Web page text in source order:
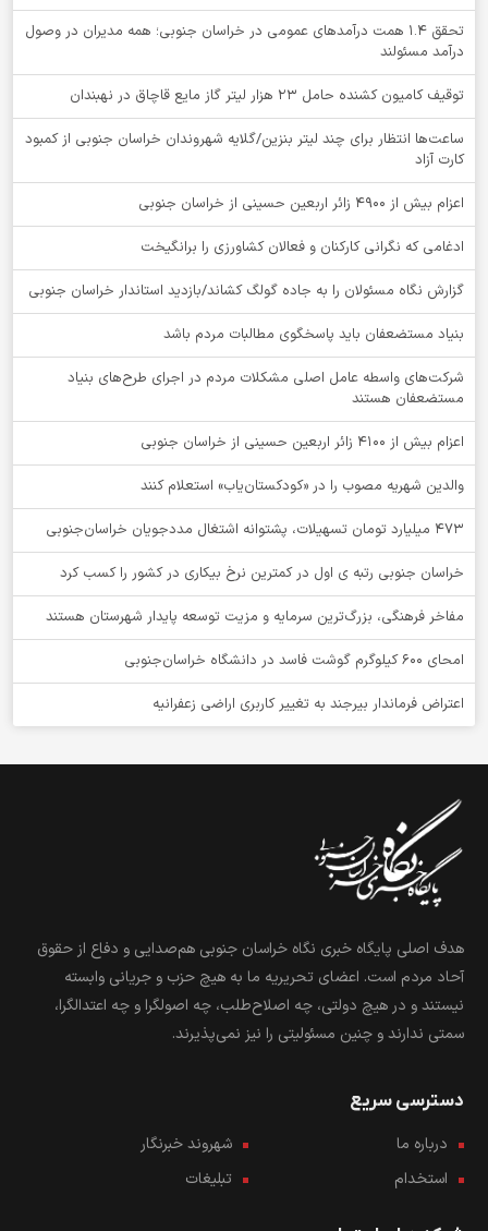
تحقق ۱.۴ همت درآمدهای عمومی در خراسان جنوبی؛ همه مدیران در وصول
درآمد مسئولند
توقيف کامیون کشنده حامل 23 هزار لیتر گاز مایع قاچاق در نهبندان
ساعت‌ها انتظار برای چند لیتر بنزین/گلایه شهروندان خراسان جنوبی از کمبود
کارت آزاد
اعزام بیش از 4900 زائر اربعین حسینی از خراسان جنوبی
ادغامی که نگرانی کارکنان و فعالان کشاورزی را برانگیخت
گزارش نگاه مسئولان را به جاده گولگ کشاند/بازدید استاندار خراسان جنوبی
بنیاد مستضعفان باید پاسخگوی مطالبات مردم باشد
شرکت‌های واسطه عامل اصلی مشکلات مردم در اجرای طرح‌های بنیاد
مستضعفان هستند
اعزام بیش از 4100 زائر اربعین حسینی از خراسان جنوبی
والدین شهریه مصوب را در «کودکستان‌یاب» استعلام کنند
۴۷۳ میلیارد تومان تسهیلات، پشتوانه اشتغال مددجویان خراسان‌جنوبی
خراسان جنوبی رتبه ی اول در کمترین نرخ بیکاری در کشور را کسب کرد
مفاخر فرهنگی، بزرگ‌ترین سرمایه و مزیت توسعه پایدار شهرستان هستند
امحای ۶۰۰ کیلوگرم گوشت فاسد در دانشگاه خراسان‌جنوبی
اعتراض فرماندار بیرجند به تغییر کاربری اراضی زعفرانیه
هدف اصلی پایگاه خبری نگاه خراسان جنوبی هم‌صدایی و دفاع از حقوق
آحاد مردم است. اعضای تحریریه ما به هیچ حزب و جریانی وابسته
نیستند و در هیچ دولتی، چه اصلاح‌طلب، چه اصولگرا و چه اعتدالگرا،
سمتی ندارند و چنین مسئولیتی را نیز نمی‌پذیرند.
دسترسی سریع
درباره ما
شهروند خبرنگار
استخدام
تبلیغات